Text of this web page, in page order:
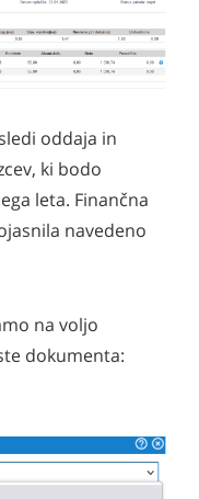
oddaja in
ki bodo
leta. Finančna
navedeno
na voljo
dokumenta: